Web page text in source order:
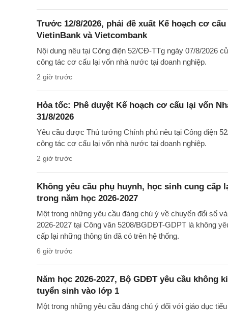
Trước 12/8/2026, phải đề xuất Kế hoạch cơ
VietinBank và Vietcombank
Nội dung nêu tại Công điện 52/CĐ-TTg ngày 07/8/2026
công tác cơ cấu lại vốn nhà nước tại doanh nghiệp.
2 giờ trước
Hỏa tốc: Phê duyệt Kế hoạch cơ cấu lại vốn
31/8/2026
Yêu cầu được Thủ tướng Chính phủ nêu tại Công điện
công tác cơ cấu lại vốn nhà nước tại doanh nghiệp.
2 giờ trước
Không yêu cầu phụ huynh, học sinh cung cấp
trong năm học 2026-2027
Một trong những yêu cầu đáng chú ý về chuyển đổi số
2026-2027 tại Công văn 5208/BGDĐT-GDPT là không
cấp lại những thông tin đã có trên hệ thống.
6 giờ trước
Năm học 2026-2027, Bộ GDĐT yêu cầu không
tuyển sinh vào lớp 1
Một trong những yêu cầu đáng chú ý đối với giáo dục